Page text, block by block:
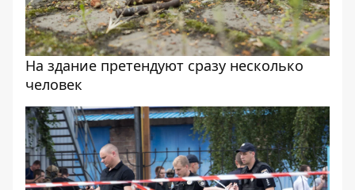
На здание претендуют сразу несколько
человек